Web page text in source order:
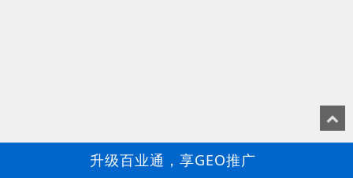
升级百业通，享GEO推广